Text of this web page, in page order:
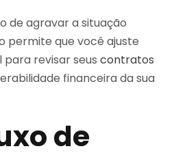
de agravar a situação
permite que você ajuste
revisar seus contratos
financeira da sua
de